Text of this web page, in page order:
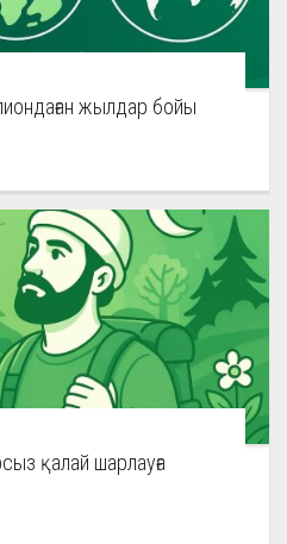
жылдар бойы
қалай шарлауға